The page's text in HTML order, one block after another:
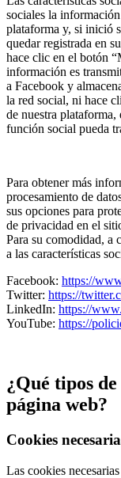
sociales la
plataforma y, si inició
quedar registrada en
hace clic en el botón
información es
a Facebook y
la red social, ni hace
de nuestra
función social pueda
Para obtener más
procesamiento de
sus opciones para
de privacidad en el
Para su comodidad, a
a las características
Facebook: https://
Twitter: https://
LinkedIn: https://
YouTube: https://
¿Qué tipos
página web?
Cookies
Las cookies